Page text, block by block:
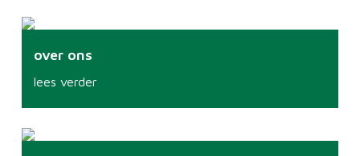
over ons
lees verder